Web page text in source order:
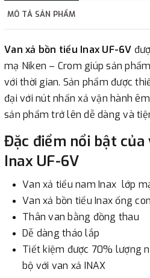
2. Thanh toán trực tiếp tại :
Showroom Thanh Hương Địa
phường Cát Linh, quận Đống Đa,
3. Chuyển khoản qua ngân
- Nếu địa điểm giao hàng khác
hoặc với những đơn đặt hàng
chuyển theo cước phí tính
bằng phương thức chuyển
- Sau khi có thông tin xác thực
khách, chúng tôi sẽ thực hiện
MÔ TẢ SẢN PHẨM
Van xả bồn tiểu Inax UF-6V
mạ Niken – Crom giúp sản
với thời gian. Sản phẩm được
đại với nút nhấn xả vận hành
sản phẩm trở lên dễ dàng và
Đặc điểm nổi bật của
Inax UF-6V
Van xả tiểu nam Inax lớp
Van xả bồn tiểu Inax ống
Thân van bằng đồng thau
Dễ dàng tháo lắp
Tiết kiệm được 70% lượng
bộ với van xả INAX